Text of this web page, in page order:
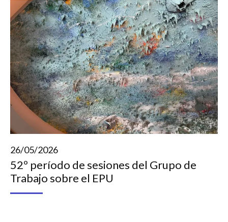
26/05/2026
52º período de sesiones del Grupo de
Trabajo sobre el EPU